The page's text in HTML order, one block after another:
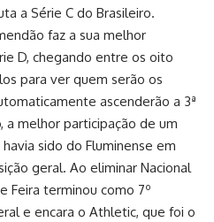
a Série C do Brasileiro.
faz a sua melhor
D, chegando entre os oito
para ver quem serão os
ascenderão a 3ª
melhor participação de um
sido do Fluminense em
geral. Ao eliminar Nacional
Feira terminou como 7º
e encara o Athletic, que foi o